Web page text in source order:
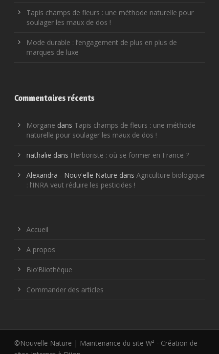
Tapis champs de fleurs : une méthode naturelle pour
soulager les maux de dos !
Mode durable : l’engagement de plus en plus de
marques de luxe
Commentaires récents
Morgane dans Tapis champs de fleurs : une méthode
naturelle pour soulager les maux de dos !
nathalie dans Herboriste : où se former en France ?
Alexandra - Nouv'elle Nature dans Agriculture biologique
: l’INRA veut réduire les pesticides !
Accueil
A propos
Bio’Bliothèque
Commander des articles
©Nouvelle Nature | Maintenance du site W² - Création de